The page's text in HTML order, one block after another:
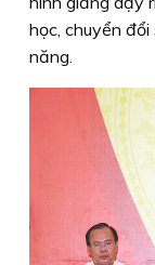
học, chuyển
năng.